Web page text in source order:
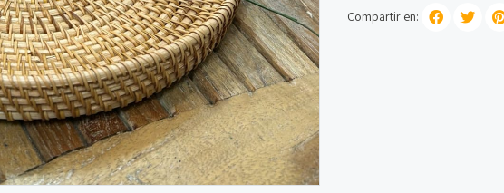
Compartir en: